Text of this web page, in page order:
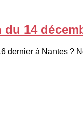
14
dernier à Nantes ?